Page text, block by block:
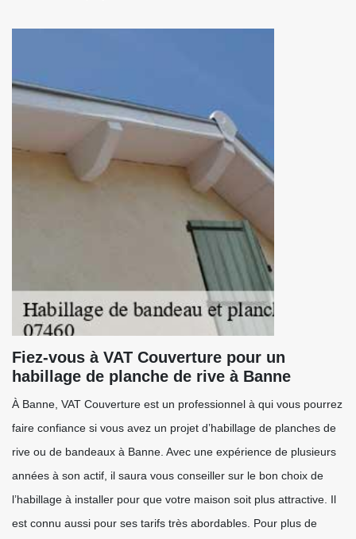
Fiez-vous à VAT Couverture pour un
habillage de planche de rive à Banne
À Banne, VAT Couverture est un professionnel à qui vous pourrez
faire confiance si vous avez un projet d’habillage de planches de
rive ou de bandeaux à Banne. Avec une expérience de plusieurs
années à son actif, il saura vous conseiller sur le bon choix de
l’habillage à installer pour que votre maison soit plus attractive. Il
est connu aussi pour ses tarifs très abordables. Pour plus de